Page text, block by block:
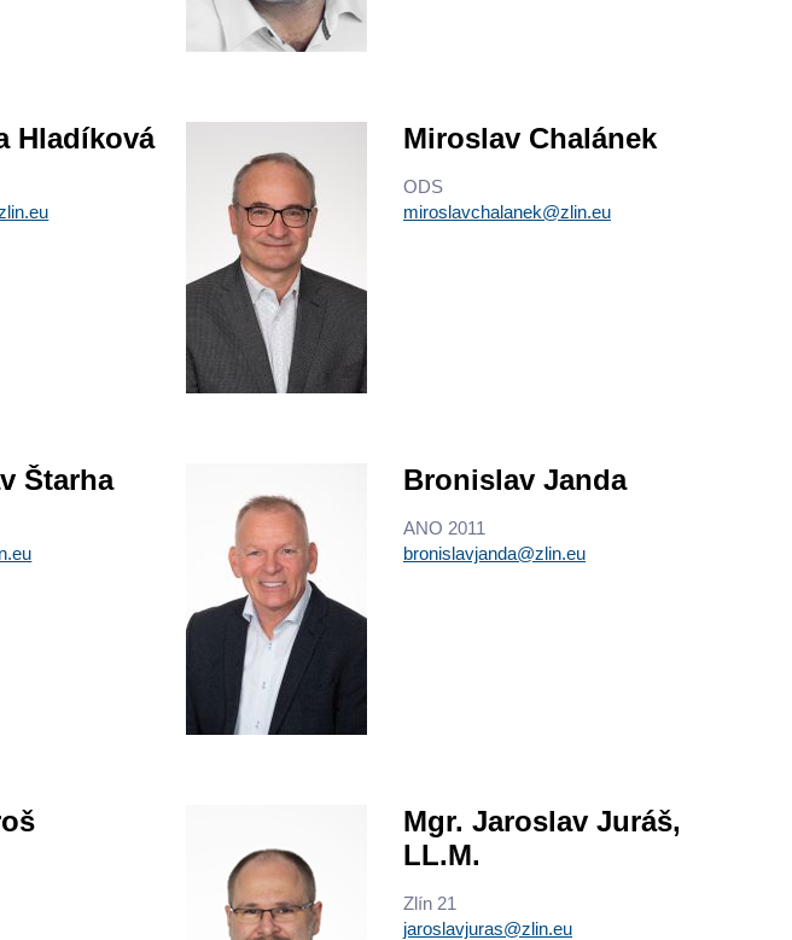
Hladíková Miroslav Chalánek
ODS
miroslavchalanek@zlin.eu
Štarha Bronislav Janda
ANO 2011
bronislavjanda@zlin.eu
Mgr. Jaroslav Juráš,
LL.M.
Zlín 21
jaroslavjuras@zlin.eu